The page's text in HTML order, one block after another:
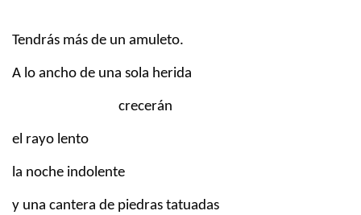
Tendrás más de un amuleto.
A lo ancho de una sola herida
crecerán
el rayo lento
la noche indolente
y una cantera de piedras tatuadas